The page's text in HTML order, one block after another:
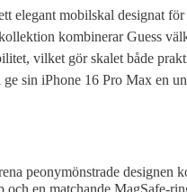
elegant mobilskal designat
kombinerar Guess
vilket gör skalet både
sin iPhone 16 Pro Max en
peonymönstrade designen
och en matchande MagSafe-